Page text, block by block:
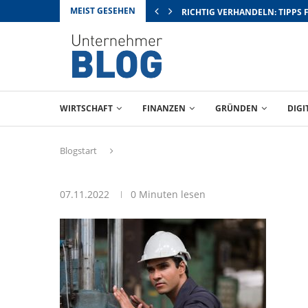
MEIST GESEHEN RICHTIG VERHANDELN: TIPPS
WIRTSCHAFT FINANZEN GRÜNDEN
Blogstart
07.11.2022 0 Minuten lesen